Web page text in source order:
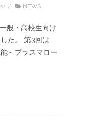
/ NEWS
般・高校生向け
た。 第3回は
～プラスマロー